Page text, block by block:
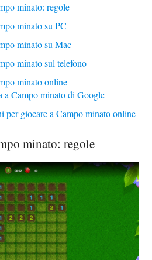
minato: regole
minato su PC
minato su Mac
minato sul telefono
minato online
a Campo minato di Google
per giocare a Campo minato online
minato: regole